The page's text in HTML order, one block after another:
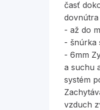
časť
dovnútra
- až do
- šnúrka
- 6mm
a suchu
systém
vzduch